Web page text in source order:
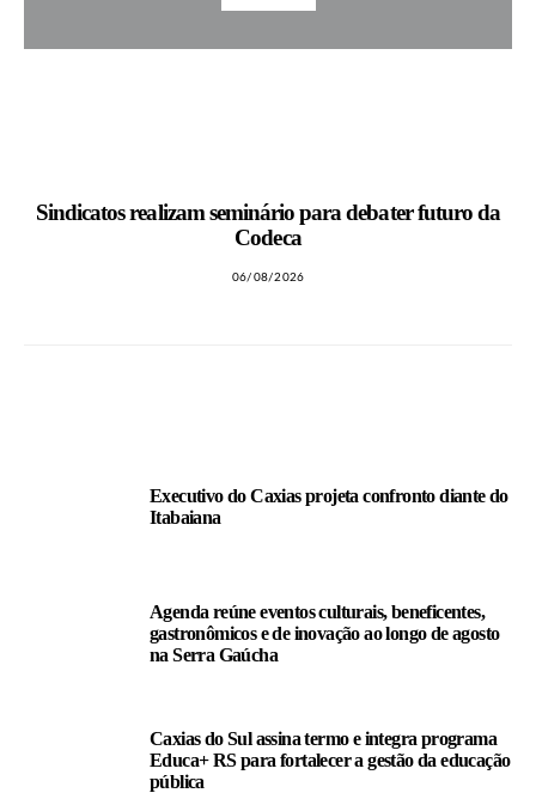
Sindicatos realizam seminário para debater futuro da
Codeca
06/08/2026
Executivo do Caxias projeta confronto diante do
Itabaiana
Agenda reúne eventos culturais, beneficentes,
gastronômicos e de inovação ao longo de agosto
na Serra Gaúcha
Caxias do Sul assina termo e integra programa
Educa+ RS para fortalecer a gestão da educação
pública